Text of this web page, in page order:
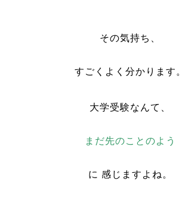
その気持ち、
すごくよく分かります。
大学受験なんて、
まだ先のことのよう
に 感じますよね。